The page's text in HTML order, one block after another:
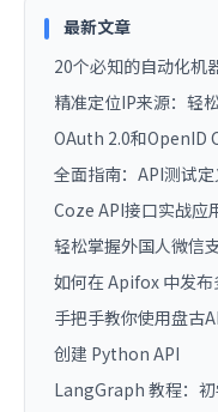
最新文章
20个必知的自动化机
精准定位IP来源：轻
OAuth 2.0和OpenID
全面指南：API测试
Coze API接口实战应
轻松掌握外国人微信
如何在 Apifox 中发布
手把手教你使用盘古
创建 Python API
LangGraph 教程：